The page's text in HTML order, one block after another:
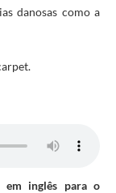
danosas como a
em inglês para o